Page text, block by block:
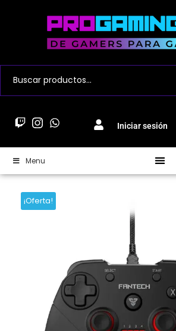
Iniciar sesión
Menu
¡Oferta!